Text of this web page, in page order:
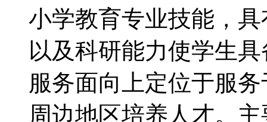
小学教育专业技能，
以及科研能力使学生
服务面向上定位于服
周边地区培养人才。